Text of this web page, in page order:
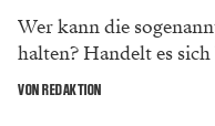
Wer kann die
halten? Handelt es
VON REDAKTION